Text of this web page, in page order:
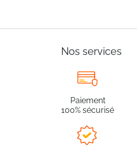
Nos services
Paiement
100% sécurisé